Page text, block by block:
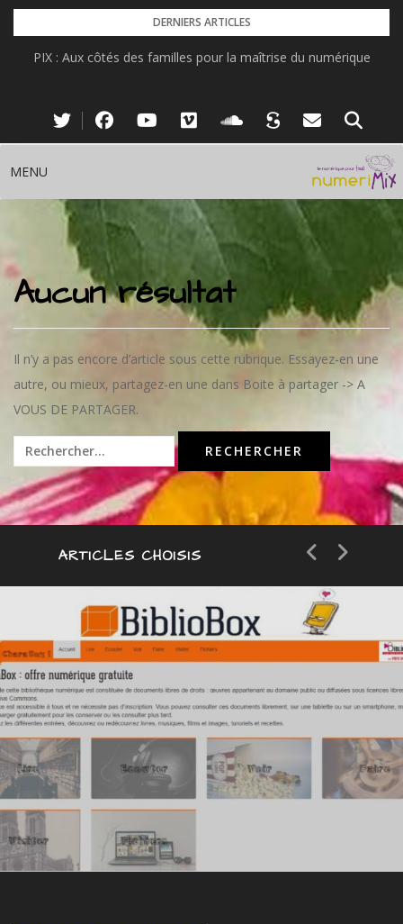
Skip
content
DERNIERS ARTICLES
PIX : Aux côtés des familles pour la maîtrise du numérique
MENU
Aucun résultat
Il n’y a pas encore d’article sous cette rubrique. Essayez-en une
autre, ou mieux, partagez-en une dans Boite à partager -> A
VOUS DE PARTAGER.
Rechercher :
ARTICLES CHOISIS